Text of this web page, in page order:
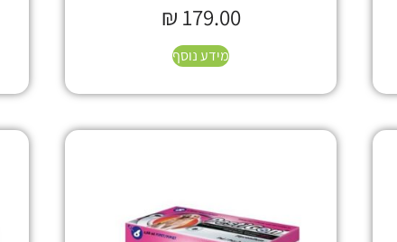
₪ 179.00
מידע נוסף